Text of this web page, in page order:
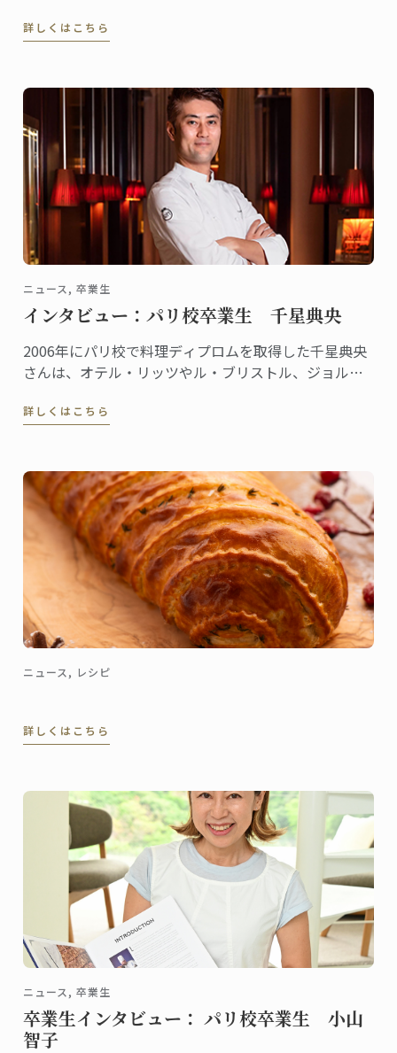
詳しくはこちら
ニュース, 卒業生
インタビュー：パリ校卒業生 千星典央
2006年にパリ校で料理ディプロムを取得した千星典央
さんは、オテル・リッツやル・ブリストル、ジョルジ
の高級リゾート、ヘビチホテル＆リゾートのエグゼク
詳しくはこちら
ニュース, レシピ
詳しくはこちら
ニュース, 卒業生
卒業生インタビュー： パリ校卒業生 小山
智子